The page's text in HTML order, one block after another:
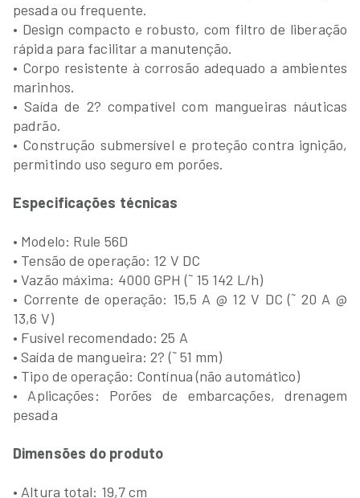
pesada ou frequente.
• Design compacto e robusto, com filtro de liberação
rápida para facilitar a manutenção.
• Corpo resistente à corrosão adequado a ambientes
marinhos.
• Saída de 2? compatível com mangueiras náuticas
padrão.
• Construção submersível e proteção contra ignição,
permitindo uso seguro em porões.
Especificações técnicas
• Modelo: Rule 56D
• Tensão de operação: 12 V DC
• Vazão máxima: 4000 GPH (˜ 15 142 L/h)
• Corrente de operação: 15,5 A @ 12 V DC (˜ 20 A @
13,6 V)
• Fusível recomendado: 25 A
• Saída de mangueira: 2? (˜ 51 mm)
• Tipo de operação: Contínua (não automático)
• Aplicações: Porões de embarcações, drenagem
pesada
Dimensões do produto
• Altura total: 19,7 cm